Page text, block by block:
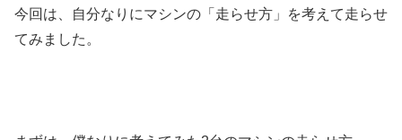
今回は、自分なりにマシンの「走らせ方」を考えて走らせ
てみました。